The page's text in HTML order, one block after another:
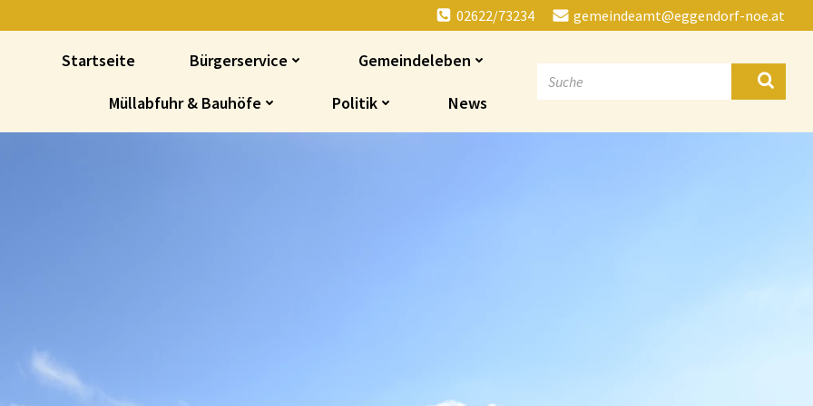
02622/73234 gemeindeamt@eggendorf-noe.at
Startseite Bürgerservice Gemeindeleben
Müllabfuhr & Bauhöfe Politik News